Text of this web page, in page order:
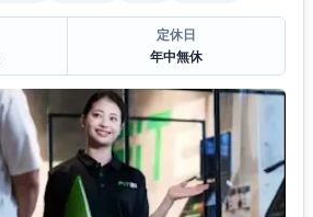
定休日
年中無休